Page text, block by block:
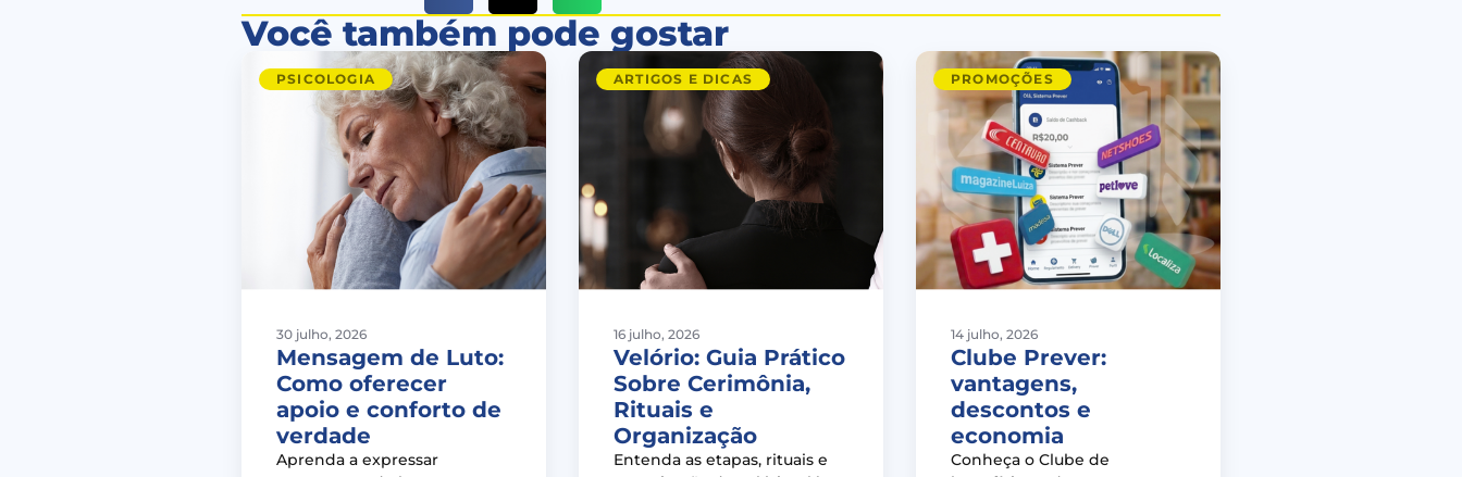
Você também pode gostar
PSICOLOGIA
30 julho, 2026
Mensagem de Luto:
Como oferecer
apoio e conforto de
verdade
Aprenda a expressar
ARTIGOS E DICAS
16 julho, 2026
Velório: Guia Prático
Sobre Cerimônia,
Rituais e
Organização
Entenda as etapas, rituais e
PROMOÇÕES
14 julho, 2026
Clube Prever:
vantagens,
descontos e
economia
Conheça o Clube de